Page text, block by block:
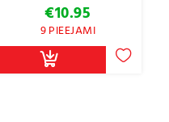
€10.95
9 PIEEJAMI